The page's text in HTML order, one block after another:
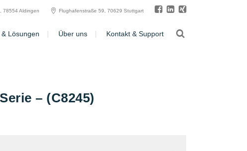
78554 Aldingen Flughafenstraße 59, 70629 Stuttgart
Lösungen Über uns Kontakt & Support
– (C8245)